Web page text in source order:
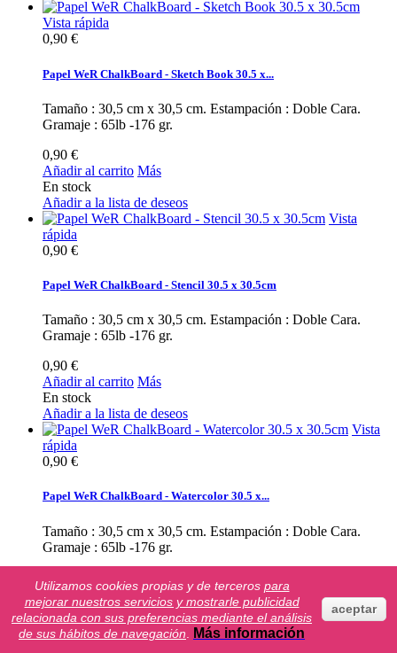
Vista rápida
0,90 €
Papel WeR ChalkBoard - Sketch Book 30.5 x...
Tamaño : 30,5 cm x 30,5 cm. Estampación : Doble Cara.
Gramaje : 65lb -176 gr.
0,90 €
Añadir al carrito Más
En stock
Añadir a la lista de deseos
Vista
rápida
0,90 €
Papel WeR ChalkBoard - Stencil 30.5 x 30.5cm
Tamaño : 30,5 cm x 30,5 cm. Estampación : Doble Cara.
Gramaje : 65lb -176 gr.
0,90 €
Añadir al carrito Más
En stock
Añadir a la lista de deseos
Vista
rápida
0,90 €
Papel WeR ChalkBoard - Watercolor 30.5 x...
Tamaño : 30,5 cm x 30,5 cm. Estampación : Doble Cara.
Gramaje : 65lb -176 gr.
Añadir al carrito Más
En stock
Añadir a la lista de deseos
Utilizamos cookies propias y de terceros para
mejorar nuestros servicios y mostrarle publicidad
relacionada con sus preferencias mediante el análisis
de sus hábitos de navegación
Más información
aceptar